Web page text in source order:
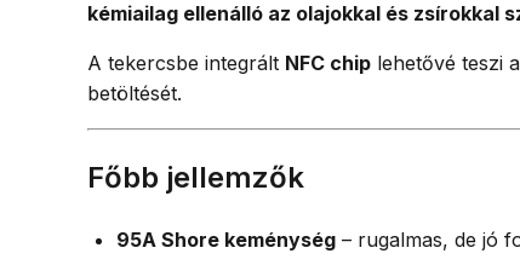
kémiailag ellenálló az olajokkal és zsírokkal
A tekercsbe integrált NFC chip lehetővé teszi
betöltését.
Főbb jellemzők
95A Shore keménység – rugalmas, de jó